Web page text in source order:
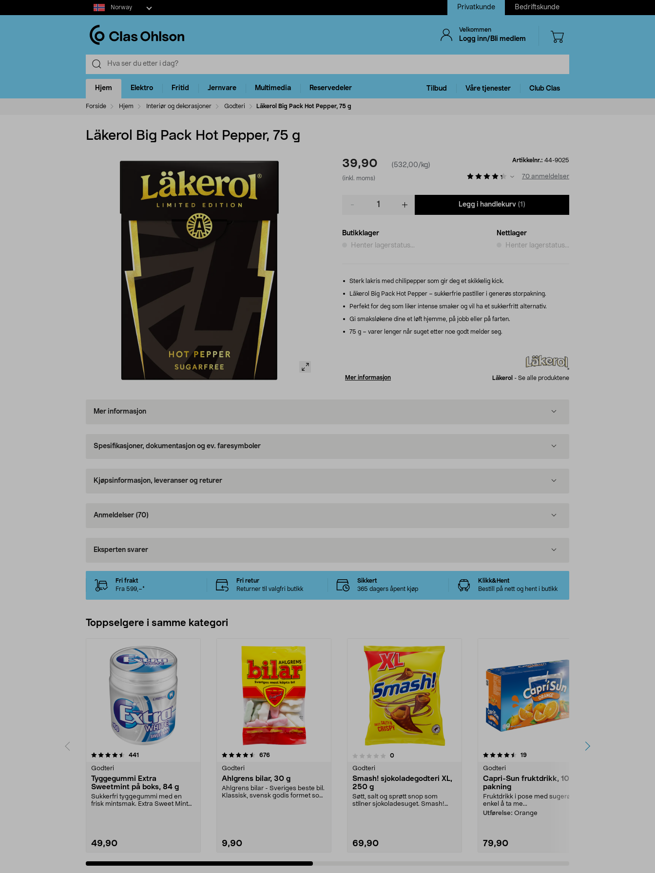
Select
market
Norway Privatkunde Bedriftskunde
Velkommen
Logg inn/Bli medlem
Hjem Elektro Fritid Jernvare Multimedia Reservedeler Tilbud Våre tjenester Club Clas
Forside Hjem Interiør og dekorasjoner Godteri Läkerol Big Pack Hot Pepper, 75 g
Läkerol Big Pack Hot Pepper, 75 g
39,90 (532,00/kg)
(inkl. moms)
Artikkelnr.: 44-9025
70 anmeldelser
Legg i handlekurv (1)
Butikklager
Henter lagerstatus...
Nettlager
Henter lagerstatus...
Sterk lakris med chilipepper som gir deg et skikkelig kick.
Läkerol Big Pack Hot Pepper – sukkerfrie pastiller i generøs storpakning.
Perfekt for deg som liker intense smaker og vil ha et sukkerfritt alternativ.
Gi smaksløkene dine et løft hjemme, på jobb eller på farten.
75 g – varer lenger når suget etter noe godt melder seg.
Mer informasjon Läkerol - Se alle produktene
Mer informasjon
Spesifikasjoner, dokumentasjon og ev. faresymboler
Kjøpsinformasjon, leveranser og returer
Anmeldelser (70)
Eksperten svarer
Fri frakt
Fra 599,–*
Fri retur
Returner til valgfri butikk
Sikkert
365 dagers åpent kjøp
Klikk&Hent
Bestill på nett og hent i butikk
Toppselgere i samme kategori
441
Godteri
Tyggegummi Extra
Sweetmint på boks, 84 g
Sukkerfri tyggegummi med en
frisk mintsmak. Extra Sweet Mint
49,90
4.5 av 5 stjerner 676anmeldelser
Godteri
Ahlgrens bilar, 30 g
Ahlgrens bilar - Sveriges beste bil.
Klassisk, svensk godis formet som
9,90
0.0 av 5 stjerner 0anmeldelser
Godteri
Smash! sjokoladegodteri XL,
250 g
Søtt, salt og sprøtt snop som
stilner sjokoladesuget. Smash!
69,90
4.5 av 5 stjerner 19anmeldelser
Godteri
Capri-Sun fruktdrikk, 10-
pakning
Fruktdrikk i pose med sugerør –
enkel å ta me...
Utførelse: Orange
79,90
4.5 av 5 stjerner